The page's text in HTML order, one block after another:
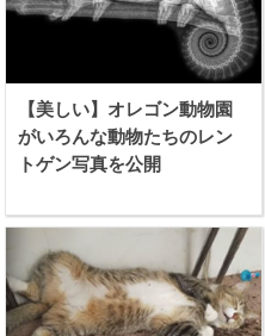
【美しい】オレゴン動物園
がいろんな動物たちのレン
トゲン写真を公開